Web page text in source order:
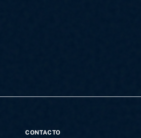
CONTACTO